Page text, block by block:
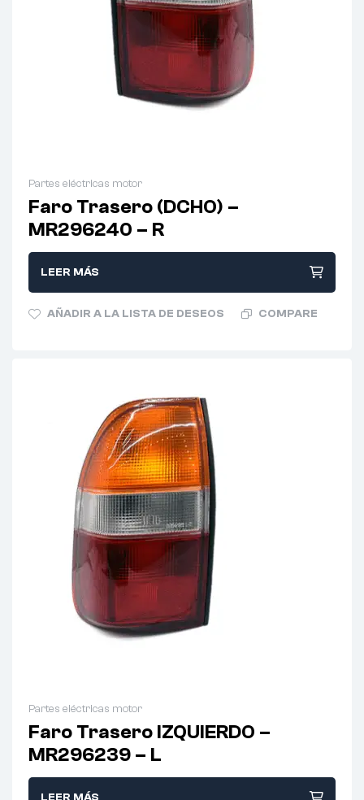
Partes eléctricas motor
Faro Trasero (DCHO) –
MR296240 – R
LEER MÁS
AÑADIR A LA LISTA DE DESEOS COMPARE
Partes eléctricas motor
Faro Trasero IZQUIERDO –
MR296239 – L